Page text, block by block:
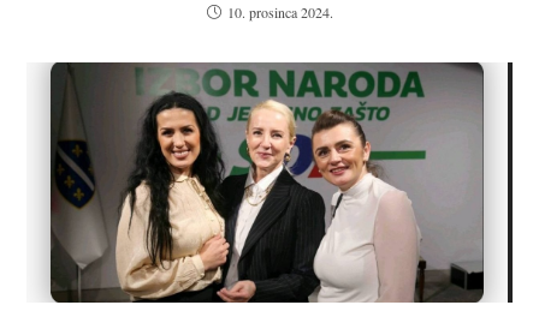
10. prosinca 2024.